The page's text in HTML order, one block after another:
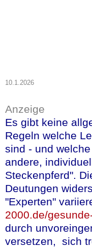
10.1.2026
Anzeige
Es gibt keine
Regeln welche
sind - und
andere,
Steckenpferd".
Deutungen
"Experten"
2000.de/
durch
versetzen, sich